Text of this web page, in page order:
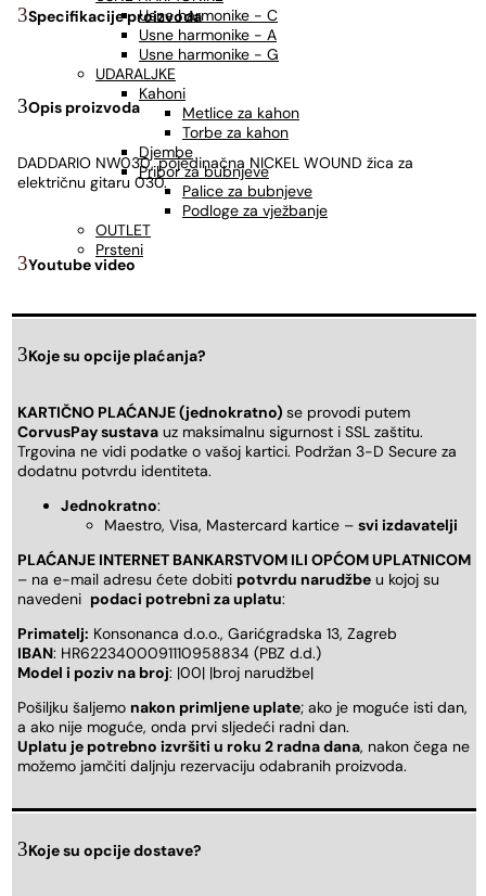
Usne harmonike - C
Usne harmonike - A
Usne harmonike - G
UDARALJKE
Kahoni
Metlice za kahon
Torbe za kahon
Djembe
Pribor za bubnjeve
Palice za bubnjeve
Podloge za vježbanje
OUTLET
Prsteni
Specifikacije proizvoda
Opis proizvoda
DADDARIO NW030, pojedinačna NICKEL WOUND žica za
električnu gitaru 030.
Youtube video
Koje su opcije plaćanja?
KARTIČNO PLAĆANJE (jednokratno) se provodi putem
CorvusPay sustava uz maksimalnu sigurnost i SSL zaštitu.
Trgovina ne vidi podatke o vašoj kartici. Podržan 3-D Secure za
dodatnu potvrdu identiteta.
Jednokratno:
Maestro, Visa, Mastercard kartice – svi izdavatelji
PLAĆANJE INTERNET BANKARSTVOM ILI OPĆOM UPLATNICOM
– na e-mail adresu ćete dobiti potvrdu narudžbe u kojoj su
navedeni podaci potrebni za uplatu:
Primatelj: Konsonanca d.o.o., Garićgradska 13, Zagreb
IBAN: HR6223400091110958834 (PBZ d.d.)
Model i poziv na broj: |00| |broj narudžbe|
Pošiljku šaljemo nakon primljene uplate; ako je moguće isti dan,
a ako nije moguće, onda prvi sljedeći radni dan.
Uplatu je potrebno izvršiti u roku 2 radna dana, nakon čega ne
možemo jamčiti daljnju rezervaciju odabranih proizvoda.
Koje su opcije dostave?